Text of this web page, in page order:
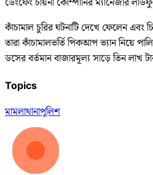
কাঁচামাল চুরির ঘটনাটি দেখে ফেলেন এবং
তারা কাঁচামালভর্তি পিকআপ ভ্যান নিয়ে
ডসের বর্তমান বাজারমূল্য সাড়ে তিন লাখ
Topics
মামলাথানাপুলিশ